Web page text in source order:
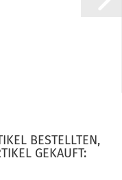
BESTELLTEN,
GEKAUFT: